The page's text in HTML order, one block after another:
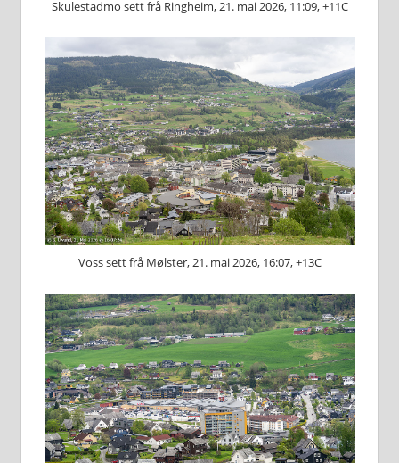
Skulestadmo sett frå Ringheim, 21. mai 2026, 11:09, +11C
Voss sett frå Mølster, 21. mai 2026, 16:07, +13C